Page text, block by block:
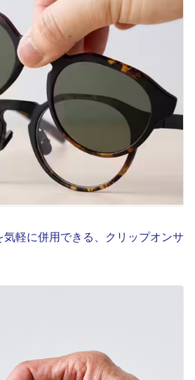
English
気軽に併用できる、クリップオンサ